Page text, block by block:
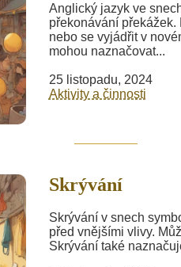
Anglický jazyk ve
překonávání
nebo se vyjádřit v
mohou naznačovat...
25 listopadu, 2024
Aktivity a činnosti
Skrývání
Skrývání v snech
před vnějšími vlivy.
Skrývání také